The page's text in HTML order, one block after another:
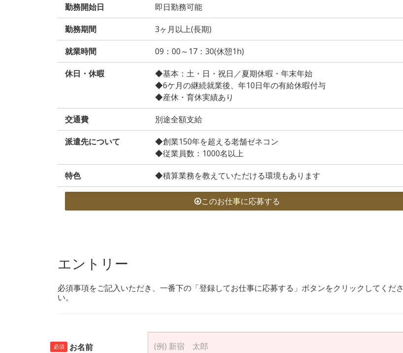
勤務開始日 即日勤務可能
勤務期間 3ヶ月以上(長期)
就業時間 09：00～17：30(休憩1h)
休日・休暇
◆基本：土・日・祝日／夏期休暇・年末年始
◆6ケ月の継続就業後、年10日年の有給休暇付与
◆産休・育休実績あり
交通費 別途全額支給
派遣先について
◆創業150年を超える老舗ゼネコン
◆従業員数：1000名以上
特色 ◆積算業務を教えていただける環境もあります
このお仕事に応募する
エントリー
必須事項をご記入いただき、一番下の「登録してお仕事に応募する」ボタンをクリックしてくださ
い。
必須 お名前